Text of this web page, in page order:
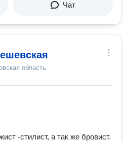
Чат
область
-стилист, а так же бровист.